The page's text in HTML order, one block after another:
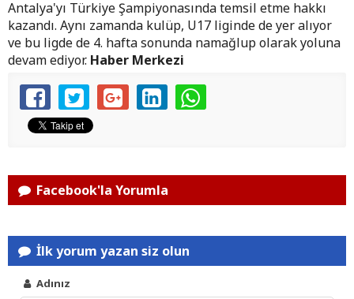
Antalya'yı Türkiye Şampiyonasında temsil etme hakkı
kazandı. Aynı zamanda kulüp, U17 liginde de yer alıyor
ve bu ligde de 4. hafta sonunda namağlup olarak yoluna
devam ediyor. Haber Merkezi
Facebook'la Yorumla
İlk yorum yazan siz olun
Adınız